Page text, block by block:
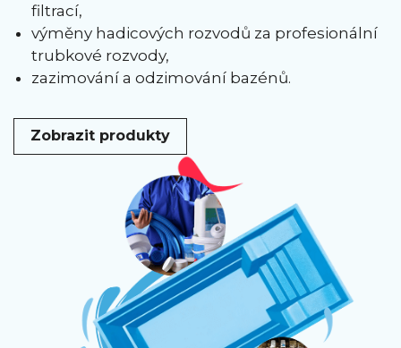
filtrací,
výměny hadicových rozvodů za profesionální
trubkové rozvody,
zazimování a odzimování bazénů.
Zobrazit produkty